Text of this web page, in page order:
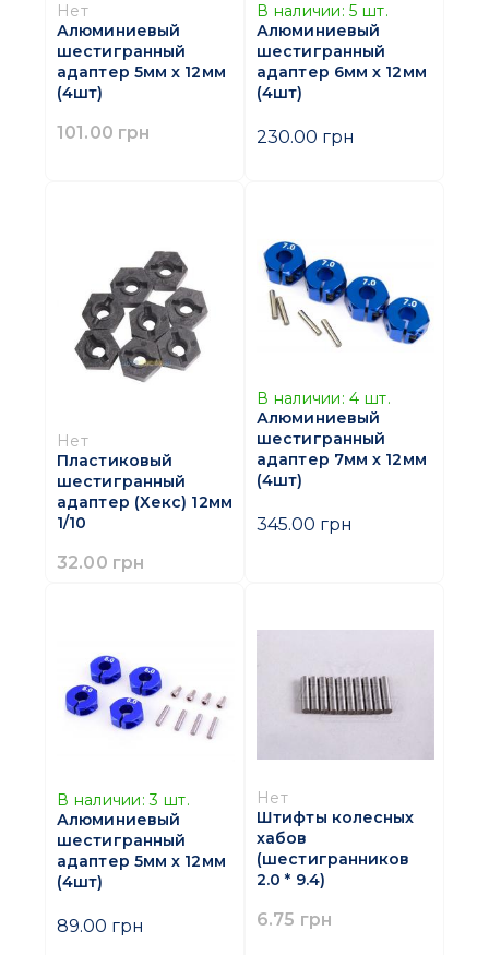
Нет
Алюминиевый
шестигранный
адаптер 5мм х 12мм
(4шт)
101.00 грн
В наличии: 5 шт.
Алюминиевый
шестигранный
адаптер 6мм х 12мм
(4шт)
230.00 грн
Нет
Пластиковый
шестигранный
адаптер (Хекс) 12мм
1/10
32.00 грн
В наличии: 4 шт.
Алюминиевый
шестигранный
адаптер 7мм х 12мм
(4шт)
345.00 грн
В наличии: 3 шт.
Алюминиевый
шестигранный
адаптер 5мм х 12мм
(4шт)
89.00 грн
Нет
Штифты колесных
хабов
(шестигранников
2.0 * 9.4)
6.75 грн